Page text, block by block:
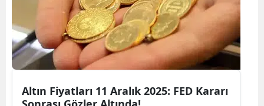
Altın Fiyatları 11 Aralık 2025: FED Kararı